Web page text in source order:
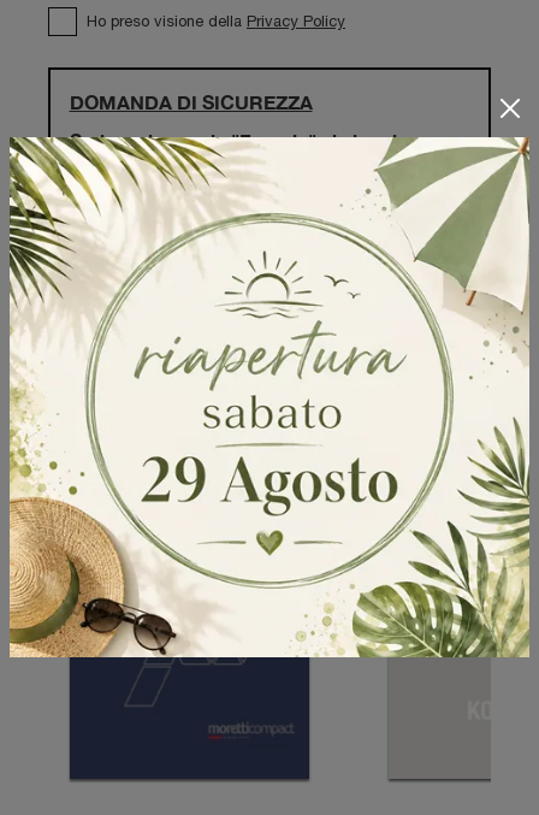
Sfoglia i cataloghi
Ho preso visione della Privacy Policy
DOMANDA DI SICUREZZA
Scrivere la parola "Fragole" al singolare
Invia